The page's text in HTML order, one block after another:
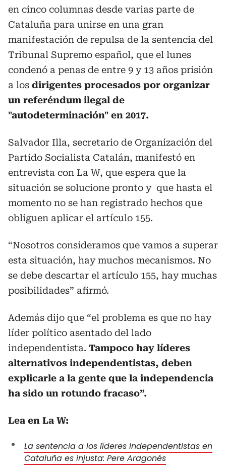
en cinco columnas desde varias parte de
Cataluña para unirse en una gran
manifestación de repulsa de la sentencia del
Tribunal Supremo español, que el lunes
condenó a penas de entre 9 y 13 años prisión
a los dirigentes procesados por organizar
un referéndum ilegal de
"autodeterminación" en 2017.
Salvador Illa, secretario de Organización del
Partido Socialista Catalán, manifestó en
entrevista con La W, que espera que la
situación se solucione pronto y que hasta el
momento no se han registrado hechos que
obliguen aplicar el artículo 155.
“Nosotros consideramos que vamos a superar
esta situación, hay muchos mecanismos. No
se debe descartar el artículo 155, hay muchas
posibilidades” afirmó.
Además dijo que “el problema es que no hay
líder político asentado del lado
independentista. Tampoco hay líderes
alternativos independentistas, deben
explicarle a la gente que la independencia
ha sido un rotundo fracaso”.
Lea en La W:
La sentencia a los líderes independentistas en
Cataluña es injusta: Pere Aragonés